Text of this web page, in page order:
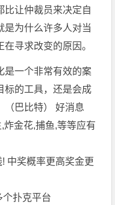
比让仲裁员来决定自
是为什么许多人对当
寻求改变的原因。
是一个非常有效的案
标的工具，还是会成
（巴比特） 好消息
炸金花,捕鱼,等等应有
中奖概率更高奖金更
个扑克平台